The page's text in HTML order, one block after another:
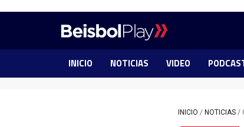
INICIO NOTICIAS VIDEO
INICIO / NOTICIAS /